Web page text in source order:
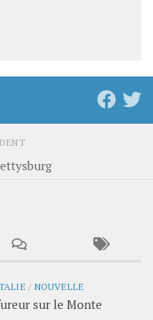
/ NOUVELLE
sur le Monte